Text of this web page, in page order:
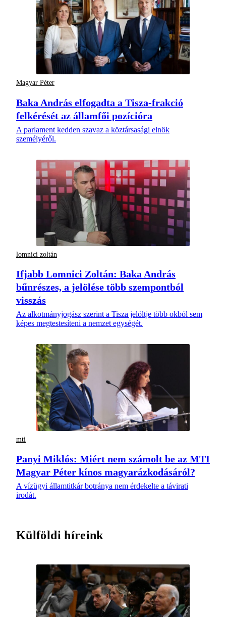
Magyar Péter
Baka András elfogadta a Tisza-frakció
felkérését az államfői pozícióra
A parlament kedden szavaz a köztársasági elnök
személyéről.
lomnici zoltán
Ifjabb Lomnici Zoltán: Baka András
bűnrészes, a jelölése több szempontból
visszás
Az alkotmányjogász szerint a Tisza jelöltje több okból sem
képes megtestesíteni a nemzet egységét.
mti
Panyi Miklós: Miért nem számolt be az MTI
Magyar Péter kínos magyarázkodásáról?
A vízügyi államtitkár botránya nem érdekelte a távirati
irodát.
Külföldi híreink